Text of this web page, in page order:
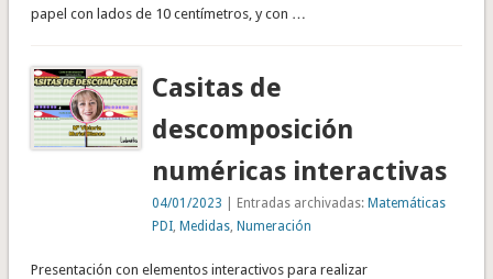
papel con lados de 10 centímetros, y con …
Casitas de
descomposición
numéricas interactivas
04/01/2023 | Entradas archivadas:Matemáticas
PDI ,Medidas ,Numeración
Presentación con elementos interactivos para realizar